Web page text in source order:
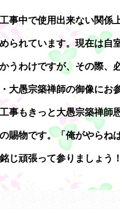
事中で使用出来ない関係
られています。現在は自
うわけですが、その際、
大愚宗築禅師の御像にお
事もきっと大愚宗築禅師
賜物です。「俺がやらね
じ頑張って参りましょう